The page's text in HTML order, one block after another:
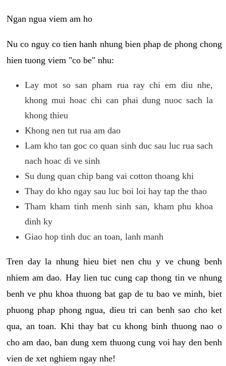
Ngan ngua viem am ho
Nu co nguy co tien hanh nhung bien phap de phong chong
hien tuong viem "co be" nhu:
Lay mot so san pham rua ray chi em diu nhe,
khong mui hoac chi can phai dung nuoc sach la
khong thieu
Khong nen tut rua am dao
Lam kho tan goc co quan sinh duc sau luc rua sach
nach hoac di ve sinh
Su dung quan chip bang vai cotton thoang khi
Thay do kho ngay sau luc boi loi hay tap the thao
Tham kham tinh menh sinh san, kham phu khoa
dinh ky
Giao hop tinh duc an toan, lanh manh
Tren day la nhung hieu biet nen chu y ve chung benh
nhiem am dao. Hay lien tuc cung cap thong tin ve nhung
benh ve phu khoa thuong bat gap de tu bao ve minh, biet
phuong phap phong ngua, dieu tri can benh sao cho ket
qua, an toan. Khi thay bat cu khong binh thuong nao o
cho am dao, ban dung xem thuong cung voi hay den benh
vien de xet nghiem ngay nhe!